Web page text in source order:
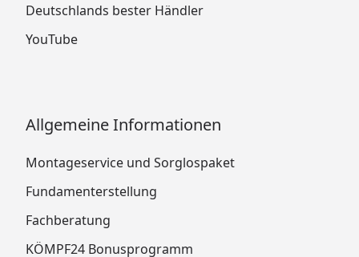
Deutschlands bester Händler
YouTube
Allgemeine Informationen
Montageservice und Sorglospaket
Fundamenterstellung
Fachberatung
KÖMPF24 Bonusprogramm